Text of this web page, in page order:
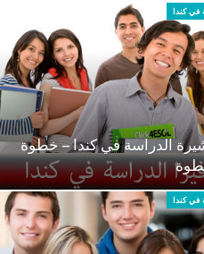
في كندا
الدراسة في كندا – خطوة
في كندا